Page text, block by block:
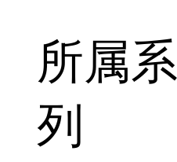
所属系
列